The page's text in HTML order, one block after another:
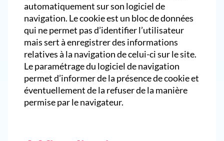
automatiquement sur son logiciel de
navigation. Le cookie est un bloc de données
qui ne permet pas d’identifier l’utilisateur
mais sert à enregistrer des informations
relatives à la navigation de celui-ci sur le site.
Le paramétrage du logiciel de navigation
permet d’informer de la présence de cookie et
éventuellement de la refuser de la manière
permise par le navigateur.